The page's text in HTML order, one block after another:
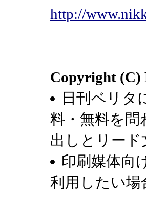
http://
Copyright (C)
日刊ベリタ
料・無料を問
出しとリー
印刷媒体向
利用したい場